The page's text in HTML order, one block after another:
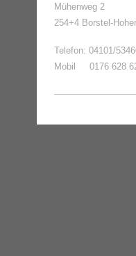
Mühenweg 2
254+4 Borstel-
Telefon: 04101/
Mobil 0176 628